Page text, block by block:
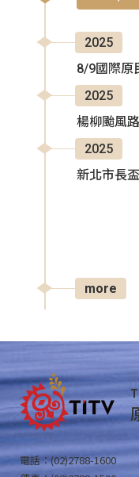
2025
8/9國際原
2025
楊柳颱風
2025
新北市長
more
電話：(02)2788-1600